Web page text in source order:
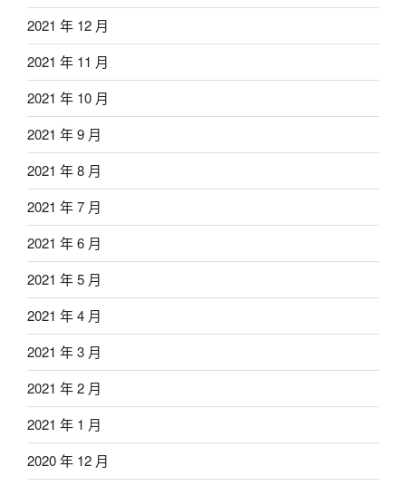
2021 年 12 月
2021 年 11 月
2021 年 10 月
2021 年 9 月
2021 年 8 月
2021 年 7 月
2021 年 6 月
2021 年 5 月
2021 年 4 月
2021 年 3 月
2021 年 2 月
2021 年 1 月
2020 年 12 月